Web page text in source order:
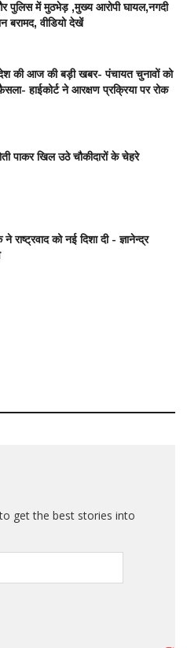
पुलिस में मुठभेड़ ,मुख्य आरोपी घायल,नगदी
बरामद, वीडियो देखें
की आज की बड़ी खबर- पंचायत चुनावों को
हाईकोर्ट ने आरक्षण प्रक्रिया पर रोक
पाकर खिल उठे चौकीदारों के चेहरे
राष्ट्रवाद को नई दिशा दी - ज्ञानेन्द्र
get the best stories into